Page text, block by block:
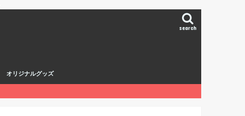
search
オリジナルグッズ